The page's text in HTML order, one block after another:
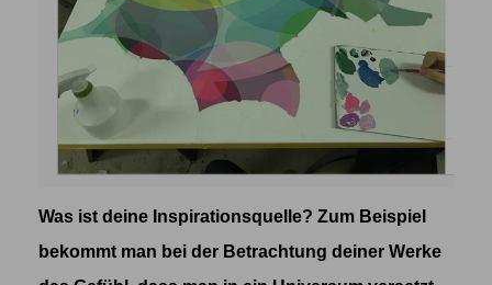
Was ist deine Inspirationsquelle? Zum Beispiel
bekommt man bei der Betrachtung deiner Werke